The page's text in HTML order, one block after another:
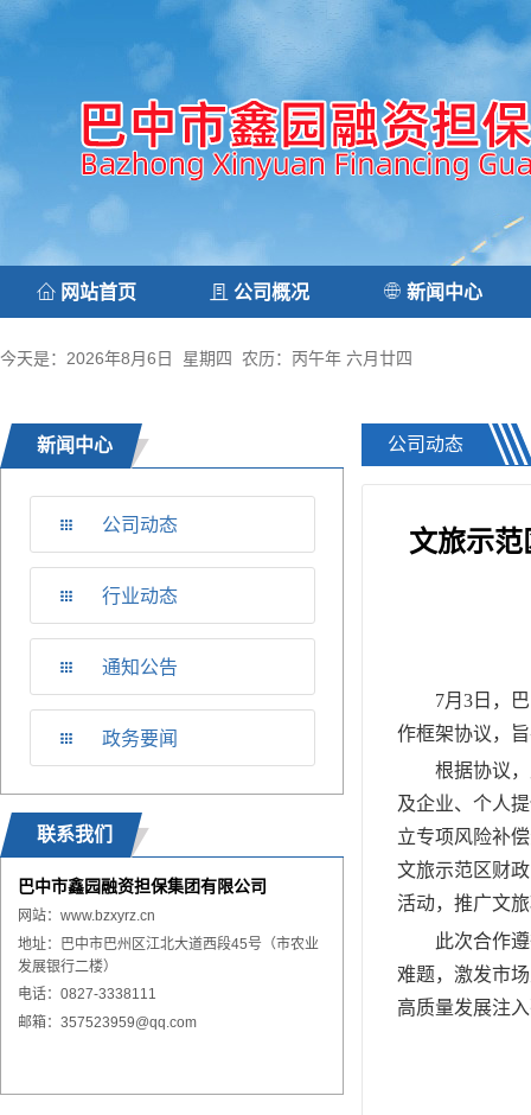
网站首页 公司概况 新闻中心
今天是：2026年8月6日 星期四 农历：丙午年 六月廿四
新闻中心
公司动态
行业动态
通知公告
政务要闻
联系我们
巴中市鑫园融资担保集团有限公司
网站： www.bzxyrz.cn
地址：巴中市巴州区江北大道西段45号（市农业
发展银行二楼）
电话：0827-3338111
邮箱：357523959@qq.com
公司动态
文旅示
7月3 日 ，
作框架协议，
根据协议
及企业、个人
立专项风险补
文旅示范区财
活动，推广文
此次合作
难题，激发市
高质量发展注